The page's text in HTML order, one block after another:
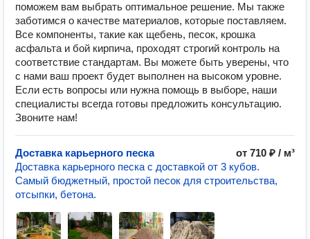
поможем вам выбрать оптимальное решение. Мы также
заботимся о качестве материалов, которые поставляем.
Все компоненты, такие как щебень, песок, крошка
асфальта и бой кирпича, проходят строгий контроль на
соответствие стандартам. Вы можете быть уверены, что
с нами ваш проект будет выполнен на высоком уровне.
Если есть вопросы или нужна помощь в выборе, наши
специалисты всегда готовы предложить консультацию.
Звоните нам!
Доставка карьерного песка
от 710 ₽ / м³
Доставка карьерного песка с доставкой от 3 кубов.
Самый бюджетный, простой песок для строительства,
отсыпки, бетона.